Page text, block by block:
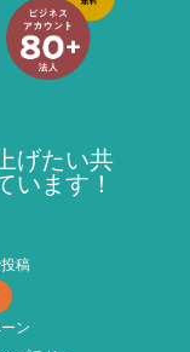
げたい共
います！
稿
ン